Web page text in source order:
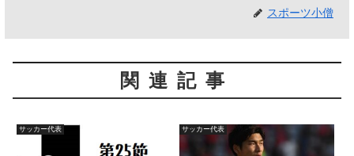
スポーツ小僧
関連記事
サッカー代表 サッカー代表